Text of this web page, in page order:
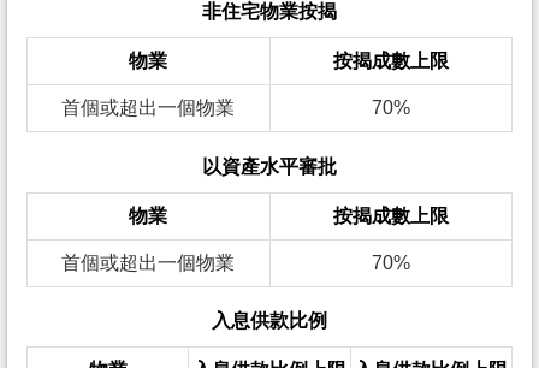
非住宅物業按揭
物業 按揭成數上限
首個或超出一個物業 70%
以資產水平審批
物業 按揭成數上限
首個或超出一個物業 70%
入息供款比例